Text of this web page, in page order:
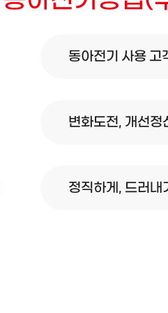
동아전기 사용 고
변화도전, 개선정
정직하게, 드러내